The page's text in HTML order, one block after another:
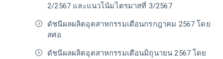
2/2567 และแนวโน้มไตรมาสที่ 3/2567
ดัชนีผลผลิตอุตสาหกรรมเดือนกรกฎาคม 2567 โดย
สศอ.
ดัชนีผลผลิตอุตสาหกรรมเดือนมิถุนายน 2567 โดย